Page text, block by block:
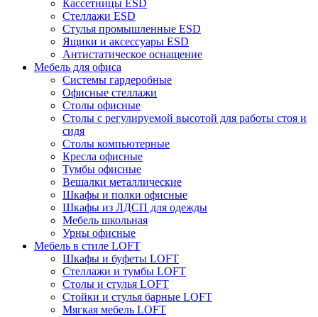
Кассетницы ESD
Стеллажи ESD
Стулья промышленные ESD
Ящики и аксессуары ESD
Антистатическое оснащение
Мебель для офиса
Системы гардеробные
Офисные стеллажи
Столы офисные
Столы с регулируемой высотой для работы стоя и
сидя
Столы компьютерные
Кресла офисные
Тумбы офисные
Вешалки металлические
Шкафы и полки офисные
Шкафы из ЛДСП для одежды
Мебель школьная
Урны офисные
Мебель в стиле LOFT
Шкафы и буфеты LOFT
Стеллажи и тумбы LOFT
Столы и стулья LOFT
Стойки и стулья барные LOFT
Мягкая мебель LOFT